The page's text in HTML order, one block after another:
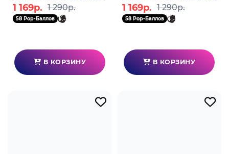
1 169р. 1 290р.
58 Pop-Баллов
В КОРЗИНУ
35997
1 169р. 1 290р.
58 Pop-Баллов
В КОРЗИНУ